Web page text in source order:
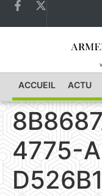
ACCUEIL ACTU
4775-